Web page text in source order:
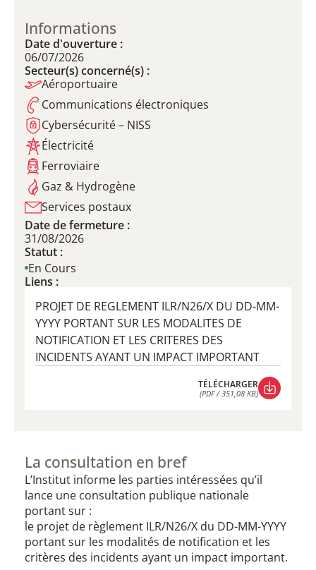
Informations
Date d'ouverture :
06/07/2026
Secteur(s) concerné(s) :
Aéroportuaire
Communications électroniques
Cybersécurité – NISS
Électricité
Ferroviaire
Gaz & Hydrogène
Services postaux
Date de fermeture :
31/08/2026
Statut :
En Cours
Liens :
PROJET DE REGLEMENT ILR/N26/X DU DD-MM-
YYYY PORTANT SUR LES MODALITES DE
NOTIFICATION ET LES CRITERES DES
INCIDENTS AYANT UN IMPACT IMPORTANT
TÉLÉCHARGER
(PDF / 351,08 KB)
La consultation en bref
L’Institut informe les parties intéressées qu’il
lance une consultation publique nationale
portant sur :
le projet de règlement ILR/N26/X du DD-MM-YYYY
portant sur les modalités de notification et les
critères des incidents ayant un impact important.